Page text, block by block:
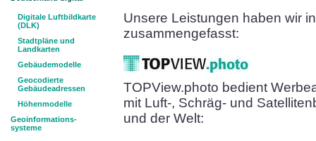
Digitale Luftbildkarte
(DLK)
Stadtpläne und
Landkarten
Gebäudemodelle
Geocodierte
Gebäudeadressen
Höhenmodelle
Geoinformations-
systeme
Unsere Leistungen haben wir
zusammengefasst:
TOPView.photo bedient
mit Luft-, Schräg- und
und der Welt: